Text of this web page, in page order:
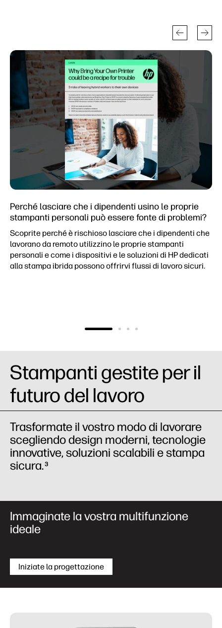
Perché lasciare che i dipendenti usino le proprie
stampanti personali può essere fonte di problemi?
Scoprite perché è rischioso lasciare che i dipendenti che
lavorano da remoto utilizzino le proprie stampanti
personali e come i dispositivi e le soluzioni di HP dedicati
alla stampa ibrida possono offrirvi flussi di lavoro sicuri.
Stampanti gestite per il
futuro del lavoro
Trasformate il vostro modo di lavorare
scegliendo design moderni, tecnologie
innovative, soluzioni scalabili e stampa
sicura.3
Immaginate la vostra multifunzione
ideale
Iniziate la progettazione